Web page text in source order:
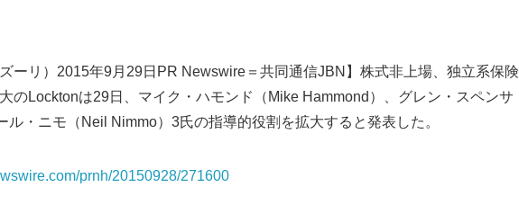
ーリ）2015年9月29日PR Newswire＝共同通信JBN】株式非上場、独立系保険
のLocktonは29日、マイク・ハモンド（Mike Hammond）、グレン・スペンサ
ル・ニモ（Neil Nimmo）3氏の指導的役割を拡大すると発表した。
prnh/20150928/271600